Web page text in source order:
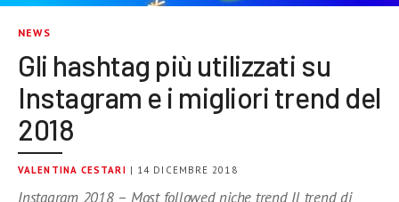
NEWS
Gli hashtag più utilizzati su
Instagram e i migliori trend del
2018
VALENTINA CESTARI | 14 DICEMBRE 2018
Instagram 2018 – Most followed niche trend Il trend di